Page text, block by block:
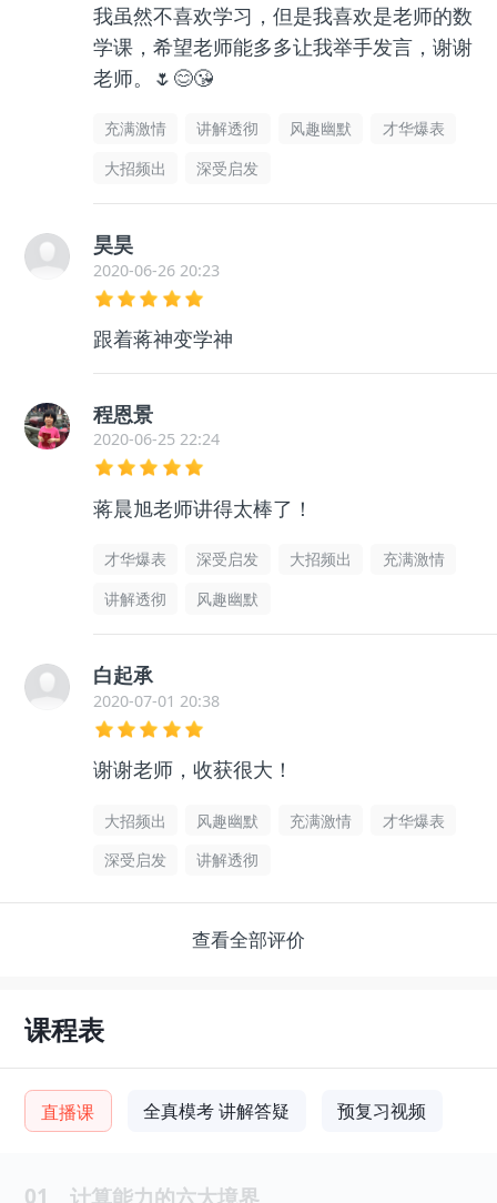
我虽然不喜欢学习，但是我喜欢是老师的数
学课，希望老师能多多让我举手发言，谢谢
老师。🌷😊😘
充满激情 讲解透彻 风趣幽默
才华爆表
大招频出
深受启发
昊昊
2020-06-26 20:23
跟着蒋神变学神
程恩景
2020-06-25 22:24
蒋晨旭老师讲得太棒了！
才华爆表 深受启发 大招频出
充满激情
讲解透彻
风趣幽默
白起承
2020-07-01 20:38
谢谢老师，收获很大！
大招频出 风趣幽默 充满激情
才华爆表
深受启发
讲解透彻
查看全部评价
课程表
直播课 全真模考 讲解答疑 预复习视频
01 计算能力的六大境界